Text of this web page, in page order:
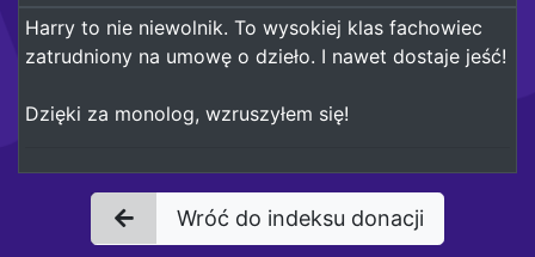
Harry to nie niewolnik. To wysokiej klas fachowiec
zatrudniony na umowę o dzieło. I nawet dostaje jeść!
Dzięki za monolog, wzruszyłem się!
Wróć do indeksu donacji